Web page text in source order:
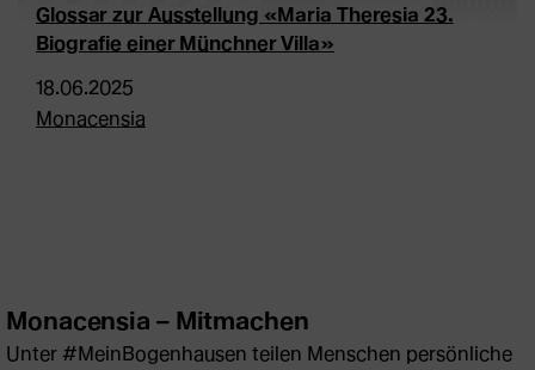
Glossar zur Ausstellung «Maria Theresia 23.
Biografie einer Münchner Villa»
18.06.2025
Monacensia
Monacensia – Mitmachen
Unter #MeinBogenhausen teilen Menschen persönliche